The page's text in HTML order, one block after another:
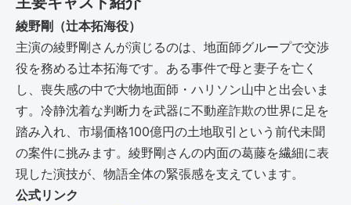
綾野剛（辻本拓海役）
主演の綾野剛さんが演じるのは、地面師グループで交渉
役を務める辻本拓海です。ある事件で母と妻子を亡く
し、喪失感の中で大物地面師・ハリソン山中と出会いま
す。冷静沈着な判断力を武器に不動産詐欺の世界に足を
踏み入れ、市場価格100億円の土地取引という前代未聞
の案件に挑みます。綾野剛さんの内面の葛藤を繊細に表
現した演技が、物語全体の緊張感を支えています。
公式リンク